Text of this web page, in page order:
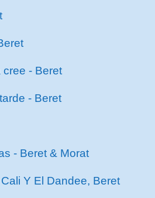
cree - Beret
- Beret
- Beret & Morat
Y El Dandee, Beret